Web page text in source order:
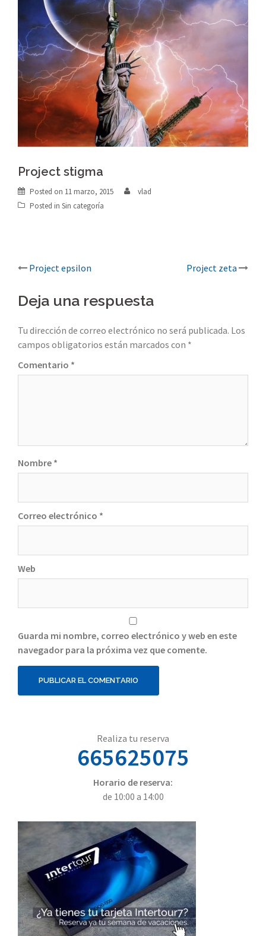
Project stigma
Posted on 11 marzo, 2015
vlad
Posted in Sin categoría
Post
navigation
Project epsilon Project zeta
Deja una respuesta
Tu dirección de correo electrónico no será publicada. Los
campos obligatorios están marcados con *
Comentario *
Nombre *
Correo electrónico *
Web
Guarda mi nombre, correo electrónico y web en este
navegador para la próxima vez que comente.
Realiza tu reserva
665625075
Horario de reserva:
de 10:00 a 14:00